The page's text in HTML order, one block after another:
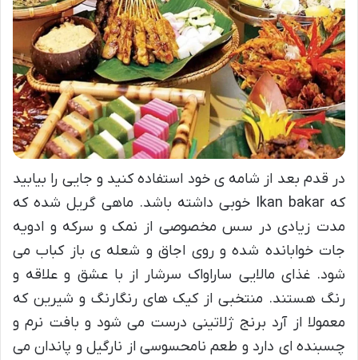
در قدم بعد از شامه ی خود استفاده کنید و جایی را بیابید
که Ikan bakar خوبی داشته باشد. ماهی گریل شده که
مدت زیادی در سس مخصوصی از نمک و سرکه و ادویه
جات خوابانده شده و روی اجاق و شعله ی باز کباب می
شود. غذای مالایی ساراواک سرشار از با عشق و علاقه و
رنگ هستند. منتخبی از کیک های رنگارنگ و شیرین که
معمولا از آرد برنج ژلاتینی درست می شود و بافت نرم و
چسبنده ای دارد و طعم نامحسوسی از نارگیل و پاندان می